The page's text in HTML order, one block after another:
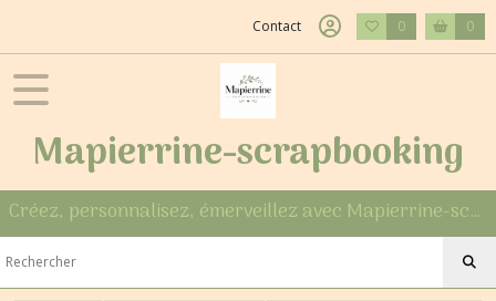
Contact 0 0
Mapierrine-scrapbooking
Créez, personnalisez, émerveillez avec Mapierrine-scrapbooking